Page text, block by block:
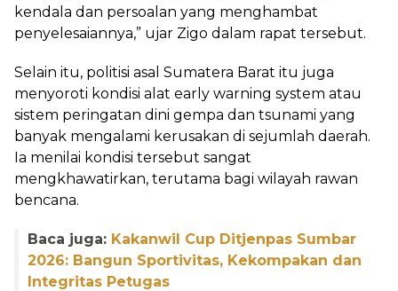
kendala dan persoalan yang menghambat
penyelesaiannya,” ujar Zigo dalam rapat tersebut.
Selain itu, politisi asal Sumatera Barat itu juga
menyoroti kondisi alat early warning system atau
sistem peringatan dini gempa dan tsunami yang
banyak mengalami kerusakan di sejumlah daerah.
Ia menilai kondisi tersebut sangat
mengkhawatirkan, terutama bagi wilayah rawan
bencana.
Baca juga: Kakanwil Cup Ditjenpas Sumbar
2026: Bangun Sportivitas, Kekompakan dan
Integritas Petugas